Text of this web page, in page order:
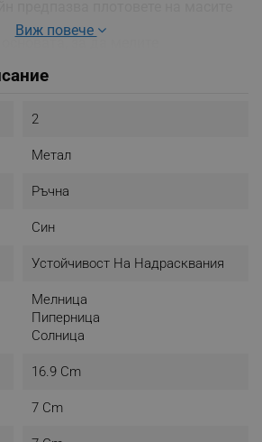
за да мелите
стомана
за смилане
Виж повече
2
Метал
Ръчна
Син
Устойчивост На Надрасквания
Мелница
Пиперница
Солница
16.9 Cm
7 Cm